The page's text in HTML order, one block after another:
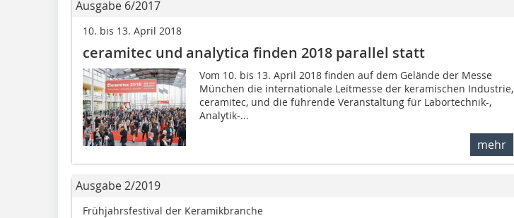
Ausgabe 6/2017
10. bis 13. April 2018
ceramitec und analytica finden 2018 parallel statt
Vom 10. bis 13. April 2018 finden auf dem Gelände der Messe
München die internationale Leitmesse der keramischen Industrie,
ceramitec, und die führende Veranstaltung für Labortechnik-,
Analytik-...
mehr
Ausgabe 2/2019
Frühjahrsfestival der Keramikbranche